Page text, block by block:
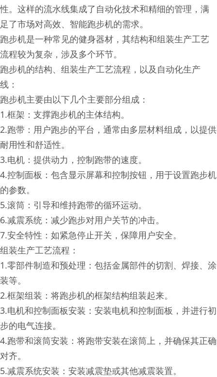
性。这样的流水线集成了自动化技术和精细的管理，满
足了市场对高效、智能跑步机的需求。
跑步机是一种常见的健身器材，其结构和组装生产工艺
流程较为复杂，涉及多个环节。
跑步机的结构、组装生产工艺流程，以及自动化生产
线：
跑步机主要由以下几个主要部分组成：
1.框架：支撑跑步机的主体结构。
2.跑带：用户跑步的平台，通常由多层材料组成，以提供
耐用性和舒适性。
3.电机：提供动力，控制跑带的速度。
4.控制面板：包含显示屏幕和控制按钮，用于设置跑步机
的参数。
5.滚筒：引导和维持跑带的循环运动。
6.减震系统：减少跑步对用户关节的冲击。
7.安全特性：如紧急停止开关，保障用户安全。
组装生产工艺流程：
1.零部件制造和预处理：包括金属部件的切割、焊接、涂
装等。
2.框架组装：将跑步机的框架结构组装起来。
3.电机和控制面板安装：安装电机和控制面板，并进行初
步的电气连接。
4.跑带和滚筒安装：将跑带安装在滚筒上，并确保其正确
对齐。
5.减震系统安装：安装减震垫或其他减震装置。